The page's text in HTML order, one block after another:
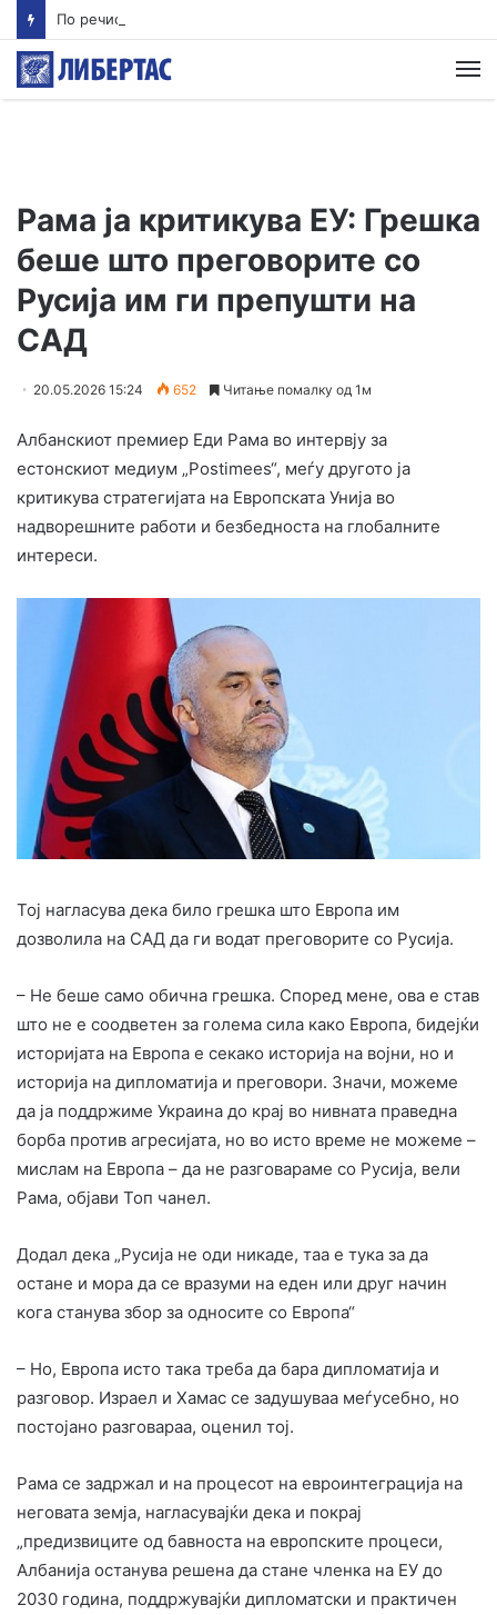
Рама ја критикува ЕУ: Грешка
беше што преговорите со
Русија им ги препушти на
САД
20.05.2026 15:24 652 Читање помалку од 1м
Албанскиот премиер Еди Рама во интервју за
естонскиот медиум „Postimees“, меѓу другото ја
критикува стратегијата на Европската Унија во
надворешните работи и безбедноста на глобалните
интереси.
Тој нагласува дека било грешка што Европа им
дозволила на САД да ги водат преговорите со Русија.
– Не беше само обична грешка. Според мене, ова е став
што не е соодветен за голема сила како Европа, бидејќи
историјата на Европа е секако историја на војни, но и
историја на дипломатија и преговори. Значи, можеме
да ја поддржиме Украина до крај во нивната праведна
борба против агресијата, но во исто време не можеме –
мислам на Европа – да не разговараме со Русија, вели
Рама, објави Топ чанел.
Додал дека „Русија не оди никаде, таа е тука за да
остане и мора да се вразуми на еден или друг начин
кога станува збор за односите со Европа“
– Но, Европа исто така треба да бара дипломатија и
разговор. Израел и Хамас се задушуваа меѓусебно, но
постојано разговараа, оценил тој.
Рама се задржал и на процесот на евроинтеграција на
неговата земја, нагласувајќи дека и покрај
„предизвиците од бавноста на европските процеси,
Албанија останува решена да стане членка на ЕУ до
2030 година, поддржувајќи дипломатски и практичен